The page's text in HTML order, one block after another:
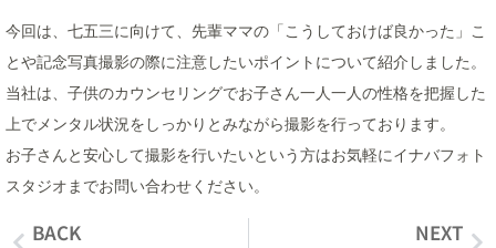
今回は、七五三に向けて、先輩ママの「こうしておけば良かった」こ
とや記念写真撮影の際に注意したいポイントについて紹介しました。
当社は、子供のカウンセリングでお子さん一人一人の性格を把握した
上でメンタル状況をしっかりとみながら撮影を行っております。
お子さんと安心して撮影を行いたいという方はお気軽にイナバフォト
スタジオまでお問い合わせください。
BACK NEXT